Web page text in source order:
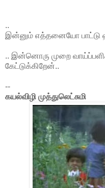
..
இன்னும் எத்தனையோ பாட்டு
.. இன்னொரு முறை
கேட்டுக்கிறேன்..
--
கயல்விழி முத்துலெட்சுமி